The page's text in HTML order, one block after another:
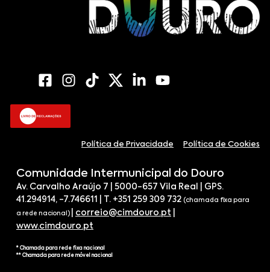
Política de Privacidade Política de Cookies
Comunidade Intermunicipal do Douro
Av. Carvalho Araújo 7 | 5000-657 Vila Real | GPS.
41.294914, -7.746611 | T. +351 259 309 732 (chamada fixa para
a rede nacional) correio@cimdouro.pt
www.cimdouro.pt
* Chamada para rede fixa nacional
** Chamada para rede móvel nacional